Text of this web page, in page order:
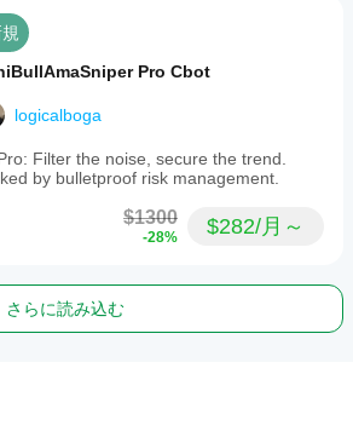
Pro Cbot
logicalboga
Filter the noise, secure the trend.
by bulletproof risk management.
$1300
-28% $282/月～
さらに読み込む